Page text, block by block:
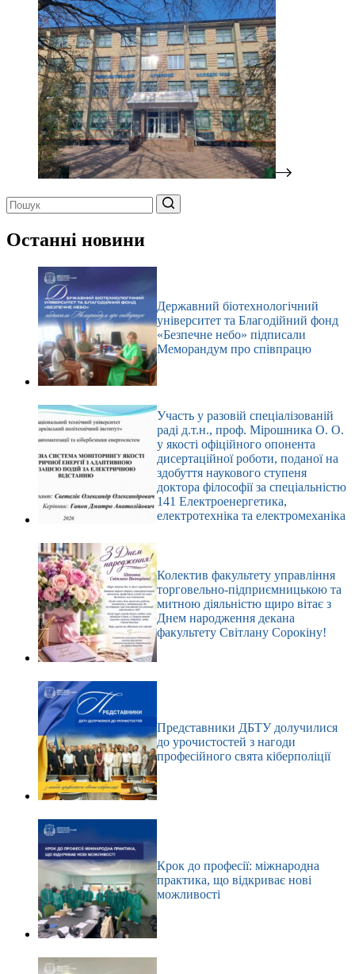
результатів
Останні новини
Державний біотехнологічний
університет та Благодійний фонд
«Безпечне небо» підписали
Меморандум про співпрацю
Участь у разовій спеціалізованій
раді д.т.н., проф. Мірошника О. О.
у якості офіційного опонента
дисертаційної роботи, поданої на
здобуття наукового ступеня
доктора філософії за спеціальністю
141 Електроенергетика,
електротехніка та електромеханіка
Колектив факультету управління
торговельно-підприємницькою та
митною діяльністю щиро вітає з
Днем народження декана
факультету Світлану Сорокіну!
Представники ДБТУ долучилися
до урочистостей з нагоди
професійного свята кіберполіції
Крок до професії: міжнародна
практика, що відкриває нові
можливості